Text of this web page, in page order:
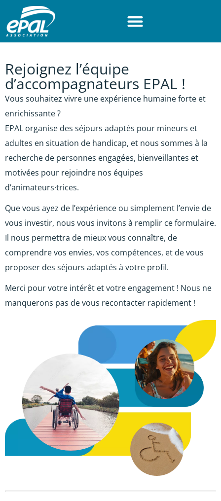
Accéder au contenu
Accéder au pied de page
Rejoignez l’équipe
d’accompagnateurs EPAL !
Vous souhaitez vivre une expérience humaine forte et
enrichissante ?
EPAL organise des séjours adaptés pour mineurs et
adultes en situation de handicap, et nous sommes à la
recherche de personnes engagées, bienveillantes et
motivées pour rejoindre nos équipes
d’animateurs·trices.
Que vous ayez de l’expérience ou simplement l’envie de
vous investir, nous vous invitons à remplir ce formulaire.
Il nous permettra de mieux vous connaître, de
comprendre vos envies, vos compétences, et de vous
proposer des séjours adaptés à votre profil.
Merci pour votre intérêt et votre engagement ! Nous ne
manquerons pas de vous recontacter rapidement !
Panneau de gestion des cookies